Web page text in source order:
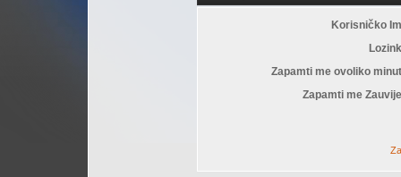
Korisničko
Zapamti me ovoliko
Zapamti me